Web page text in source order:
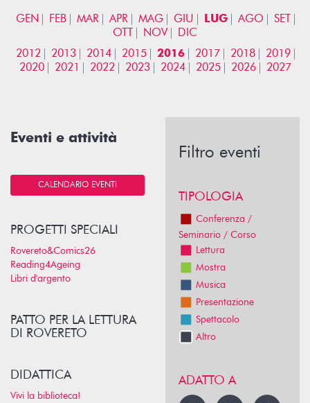
GEN FEB MAR APR MAG GIU LUG AGO
SET
OTT
NOV
DIC
2012
2013 2014 2015 2016 2017 2018
2019
2020
2021 2022 2023 2024 2025 2026 2027
Eventi e attività
CALENDARIO EVENTI
PROGETTI SPECIALI
Rovereto&Comics26
Reading4Ageing
Libri d'argento
PATTO PER LA LETTURA
DI ROVERETO
DIDATTICA
Vivi la biblioteca!
Filtro eventi
TIPOLOGIA
Conferenza /
Seminario / Corso
Lettura
Mostra
Musica
Presentazione
Spettacolo
Altro
ADATTO A